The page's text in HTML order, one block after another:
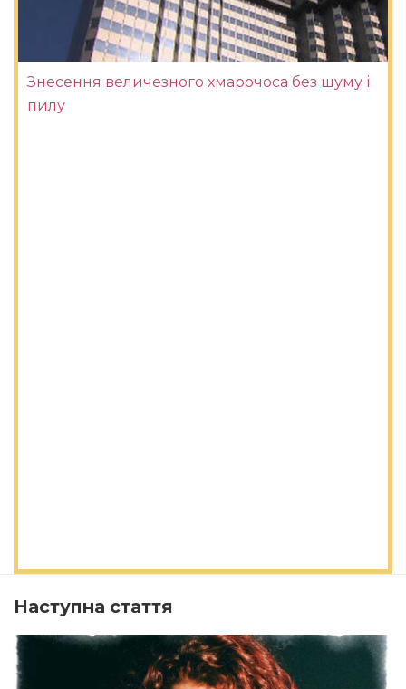
Знесення величезного хмарочоса без шуму і
пилу
Наступна стаття